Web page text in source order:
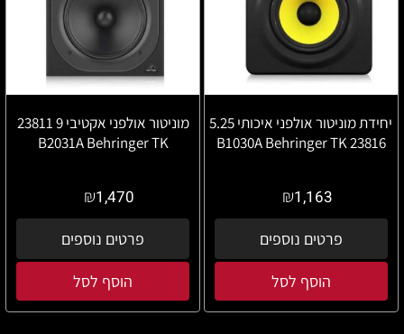
יחידת מוניטור אולפני איכותי 5.25
23816 B1030A Behringer TK
₪1,163
פרטים נוספים
הוסף לסל
מוניטור אולפני אקטיבי 9 23811
B2031A Behringer TK
₪1,470
פרטים נוספים
הוסף לסל